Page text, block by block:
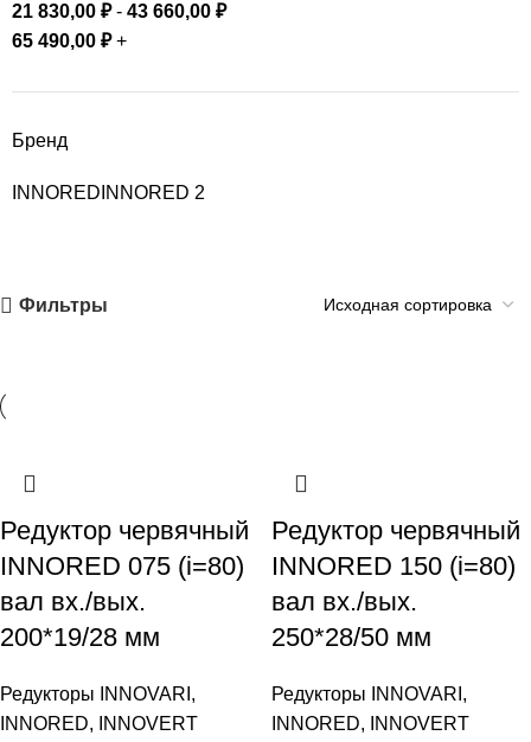
21 830,00 ₽- 43 660,00 ₽
65 490,00 ₽+
Бренд
INNORED INNORED 2
Фильтры
Редуктор червячный
INNORED 075 (i=80)
вал вх./вых.
200*19/28 мм
Редукторы INNOVARI,
INNORED, INNOVERT
Редуктор червячный
INNORED 150 (i=80)
вал вх./вых.
250*28/50 мм
Редукторы INNOVARI,
INNORED, INNOVERT